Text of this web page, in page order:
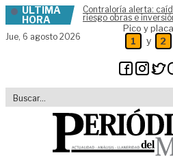
Skip to content
ÚLTIMA
HORA
Contraloría alerta:
riesgo obras e
Jue, 6 agosto 2026
Pico y placa
1 y 2